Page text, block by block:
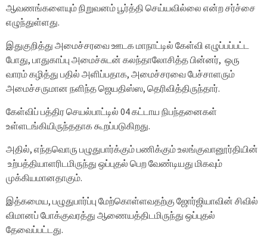
ஆவணங்களையும் நிறுவனம் பூர்த்தி செய்யவில்லை என்ற சர்ச்சை
எழுந்துள்ளது.
இதுகுறித்து அமைச்சரவை ஊடக மாநாட்டில் கேள்வி எழுப்பப்பட்ட
போது, பாதுகாப்பு அமைச்சுடன் கலந்தாலோசித்த பின்னர், ஒரு
வாரம் கழித்து பதில் அளிப்பதாக, அமைச்சரவை பேச்சாளரும்
அமைச்சருமான நளிந்த ஜெயதிஸ்ஸ, தெரிவித்திருந்தார்.
கேள்விப் பத்திர செயல்பாட்டில் 04 கட்டாய நிபந்தனைகள்
உள்ளடங்கியிருந்ததாக கூறப்படுகிறது.
அதில், எந்தவொரு பழுதுபார்க்கும் பணிக்கும் உலங்குவானூர்தியின்
உற்பத்தியாளரிடமிருந்து ஒப்புதல் பெற வேண்டியது மிகவும்
முக்கியமானதாகும்.
இத்கமைய, பழுதுபார்ப்பு மேற்கொள்ளவதற்கு ஜோர்ஜியாவின் சிவில்
விமானப் போக்குவரத்து ஆணையத்திடமிருந்து ஒப்புதல்
தேவைப்பட்டது.